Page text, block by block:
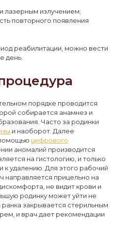
лазерным излучением;
повторного появления
реабилитации, можно вести
день.
порядке проводится
собирается анамнез и
Часто за родинки
и наоборот. Далее
цифрового
аномалий производится
на гистологию, и только
удалению. Для этого рабочий
направляется прицельно на
не видит крови и
родинку может уйти не
закрывается стерильным
и врач дает рекомендации